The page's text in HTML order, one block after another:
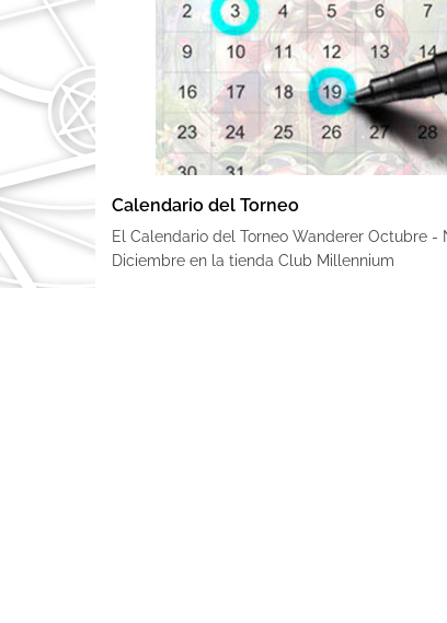
Calendario del Torneo
El Calendario del Torneo Wanderer Octubre -
Diciembre en la tienda Club Millennium